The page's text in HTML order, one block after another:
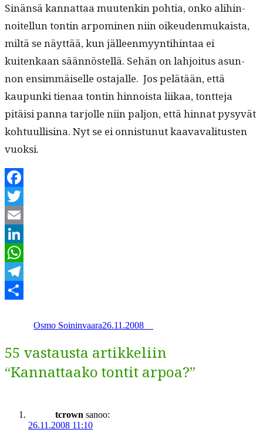
Sinän­sä kan­nat­taa muutenkin pohtia, onko ali­hin­
noitel­lun ton­tin arpomi­nen niin oikeu­den­mukaista,
miltä se näyt­tää, kun jälleen­myyn­ti­hin­taa ei
kuitenkaan sään­nöstel­lä. Sehän on lahjoi­tus asun­
non ensim­mäiselle osta­jalle. Jos pelätään, että
kaupun­ki tien­aa ton­tin hin­noista liikaa, tont­te­ja
pitäisi pan­na tar­jolle niin paljon, että hin­nat pysyvät
kohtu­ullisi­na. Nyt se ei onnis­tunut kaavaval­i­tusten
vuoksi.
Facebook
Twitter
Email
LinkedIn
WhatsApp
Telegram
Osmo Soininvaara26.11.2008
55 vastausta artikkeliin
“Kannattaako tontit arpoa?”
tcrown sanoo:
26.11.2008 11:10